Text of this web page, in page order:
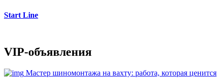
Start Line
VIP-объявления
Мастер шиномонтажа на вахту: работа, которая ценится